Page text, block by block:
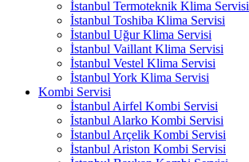
İstanbul Termoteknik Klima Servisi
İstanbul Toshiba Klima Servisi
İstanbul Uğur Klima Servisi
İstanbul Vaillant Klima Servisi
İstanbul Vestel Klima Servisi
İstanbul York Klima Servisi
Kombi Servisi
İstanbul Airfel Kombi Servisi
İstanbul Alarko Kombi Servisi
İstanbul Arçelik Kombi Servisi
İstanbul Ariston Kombi Servisi